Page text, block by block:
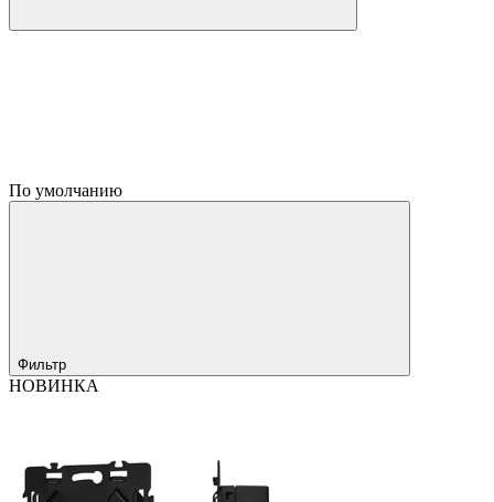
По умолчанию
Фильтр
НОВИНКА